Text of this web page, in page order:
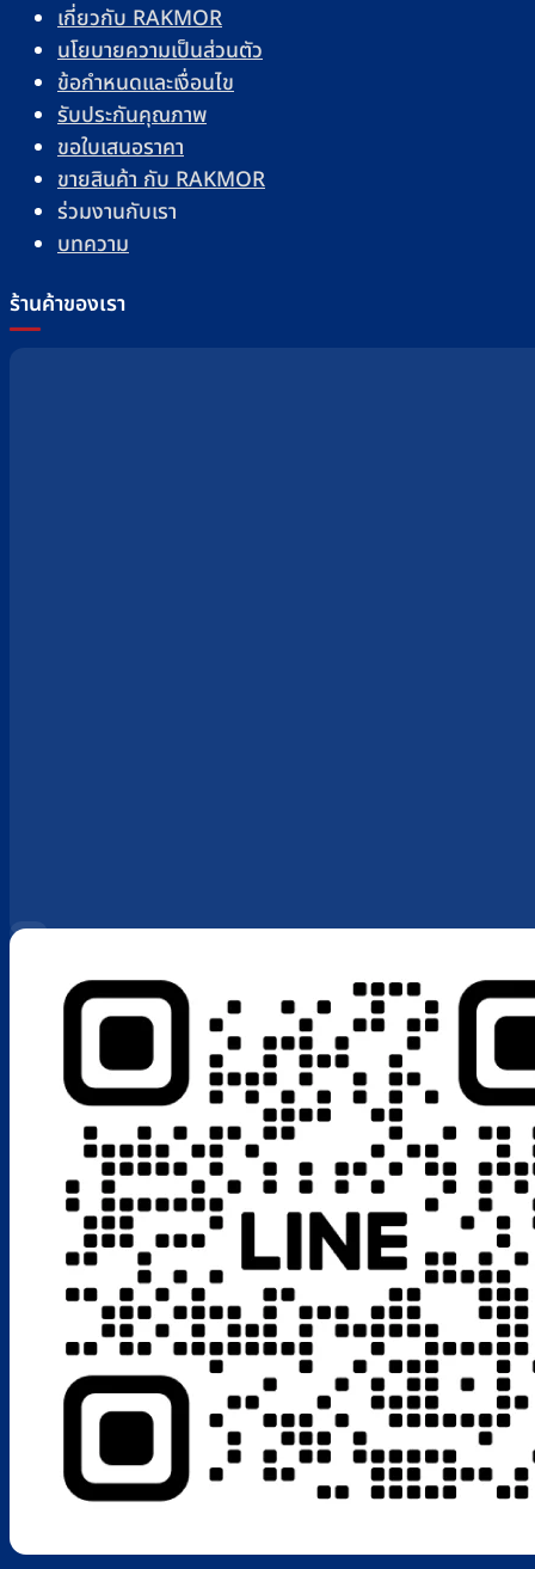
เกี่ยวกับ RAKMOR
นโยบายความเป็นส่วนตัว
ข้อกำหนดและเงื่อนไข
รับประกันคุณภาพ
ขอใบเสนอราคา
ขายสินค้า กับ RAKMOR
ร่วมงานกับเรา
บทความ
ร้านค้าของเรา